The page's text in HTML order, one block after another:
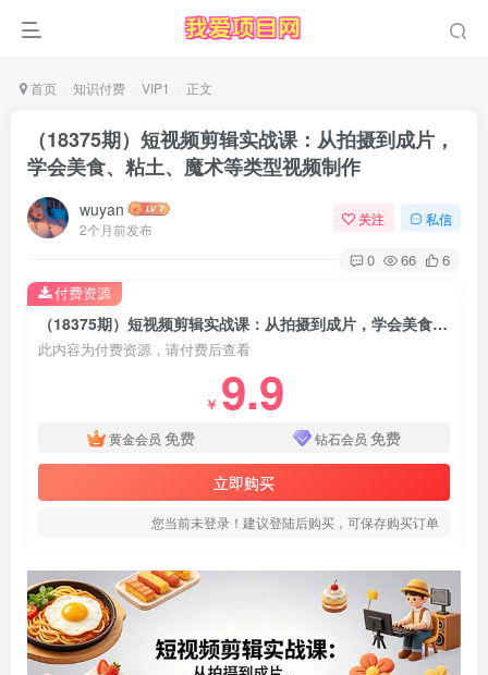
首页 知识付费 VIP1 正文
（18375期）短视频剪辑实战课：从拍摄到成片，
学会美食、粘土、魔术等类型视频制作
wuyan
2个月前发布
关注 私信
0 66 6
（18375期）短视频剪辑实战课：从拍摄到成片，学会美食、粘土、魔术等类型视频制作
此内容为付费资源，请付费后查看
￥ 9.9
黄金会员 免费 钻石会员 免费
立即购买
您当前未登录！建议登陆后购买，可保存购买订单
付费资源